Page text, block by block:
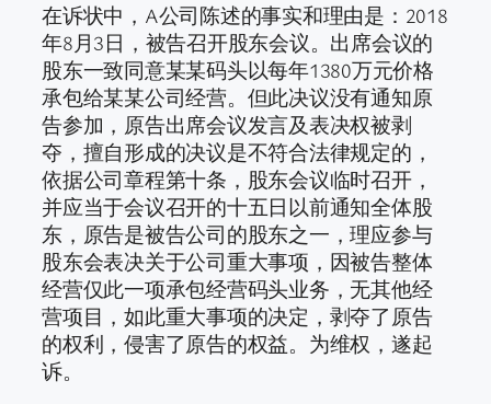
在诉状中，A公司陈述的事实和理由是：2018
年8月3日，被告召开股东会议。出席会议的
股东一致同意某某码头以每年1380万元价格
承包给某某公司经营。但此决议没有通知原
告参加，原告出席会议发言及表决权被剥
夺，擅自形成的决议是不符合法律规定的，
依据公司章程第十条，股东会议临时召开，
并应当于会议召开的十五日以前通知全体股
东，原告是被告公司的股东之一，理应参与
股东会表决关于公司重大事项，因被告整体
经营仅此一项承包经营码头业务，无其他经
营项目，如此重大事项的决定，剥夺了原告
的权利，侵害了原告的权益。为维权，遂起
诉。